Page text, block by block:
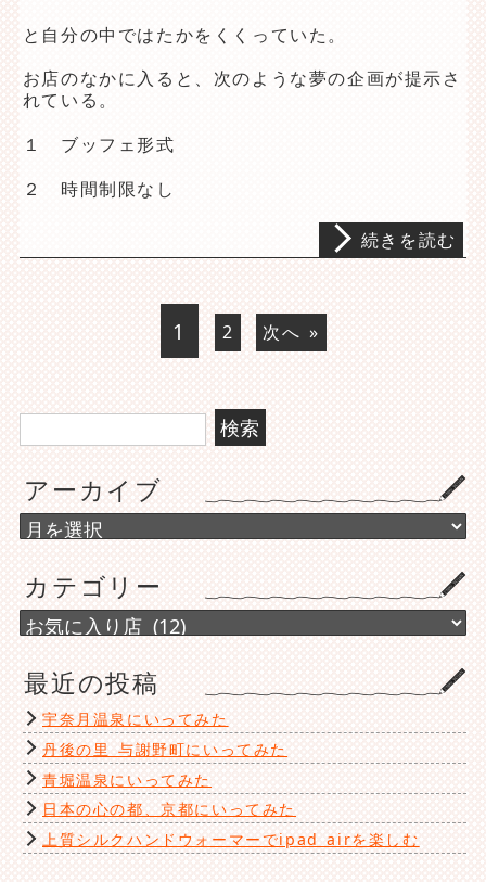
と自分の中ではたかをくくっていた。
お店のなかに入ると、次のような夢の企画が提示さ
れている。
１ ブッフェ形式
２ 時間制限なし
続きを読む
1 2 次へ »
検
索:
アーカイブ
ア
ー
イ
ブ
カテゴリー
カ
テ
リ
ー
最近の投稿
宇奈月温泉にいってみた
丹後の里 与謝野町にいってみた
青堀温泉にいってみた
日本の心の都、京都にいってみた
上質シルクハンドウォーマーでipad airを楽しむ